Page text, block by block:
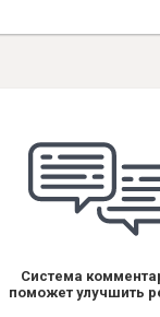
Система
поможет улучшить